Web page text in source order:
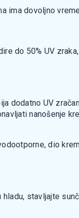
ima dovoljno
do 50% UV
dodatno UV
nanošenje
dio
stavljajte